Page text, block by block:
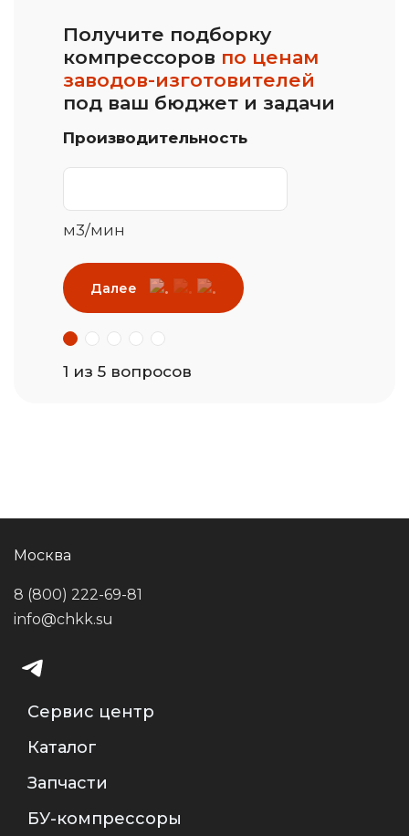
Получите подборку
компрессоров по ценам
заводов-изготовителей
под ваш бюджет и задачи
Производительность
м3/мин
Далее
1 из 5 вопросов
Москва
8 (800) 222-69-81
info@chkk.su
Сервис центр
Каталог
Запчасти
БУ-компрессоры